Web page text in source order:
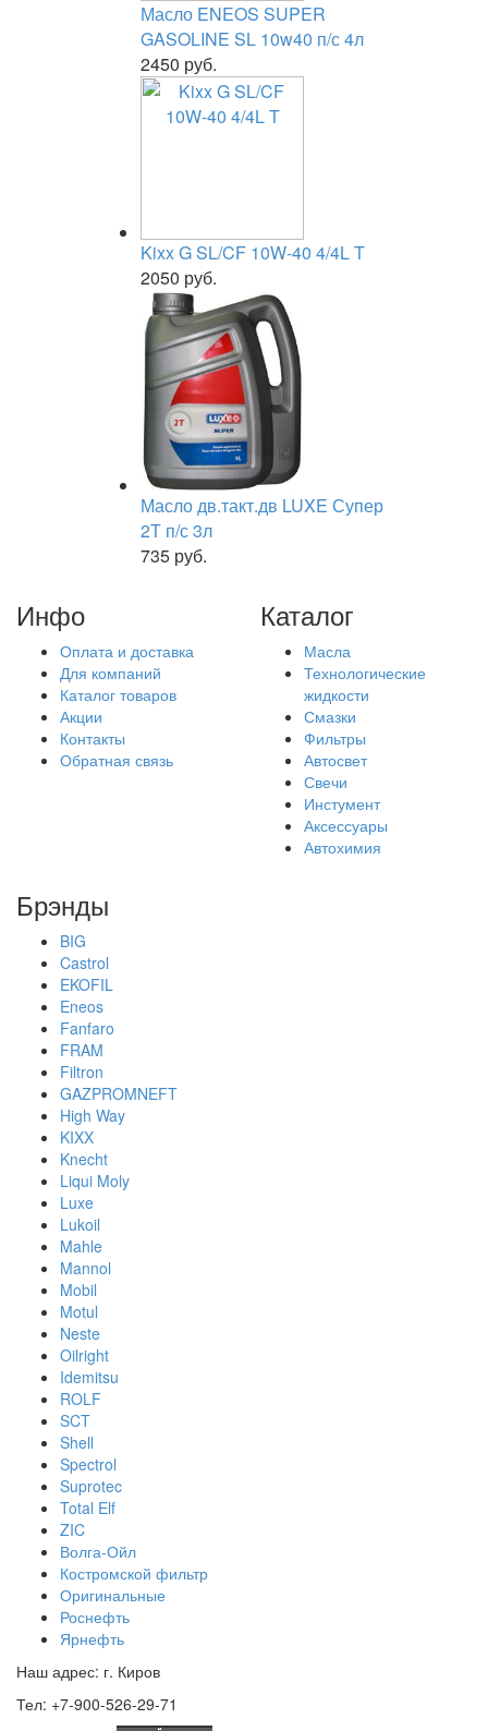
Масло ENEOS SUPER
GASOLINE SL 10w40 п/с 4л
2450 руб.
Kixx G SL/CF 10W-40 4/4L T
2050 руб.
Масло дв.такт.дв LUXE Супер
2Т п/с 3л
735 руб.
Инфо
Оплата и доставка
Для компаний
Каталог товаров
Акции
Контакты
Обратная связь
Каталог
Масла
Технологические
жидкости
Смазки
Фильтры
Автосвет
Свечи
Инстумент
Аксессуары
Автохимия
Брэнды
BIG
Castrol
EKOFIL
Eneos
Fanfaro
FRAM
Filtron
GAZPROMNEFT
High Way
KIXX
Knecht
Liqui Moly
Luxe
Lukoil
Mahle
Mannol
Mobil
Motul
Neste
Oilright
Idemitsu
ROLF
SCT
Shell
Spectrol
Suprotec
Total Elf
ZIC
Волга-Ойл
Костромской фильтр
Оригинальные
Роснефть
Ярнефть
Наш адрес: г. Киров
Тел: +7-900-526-29-71